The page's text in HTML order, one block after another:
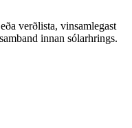
verðlista, vinsamlegast
innan sólarhrings.